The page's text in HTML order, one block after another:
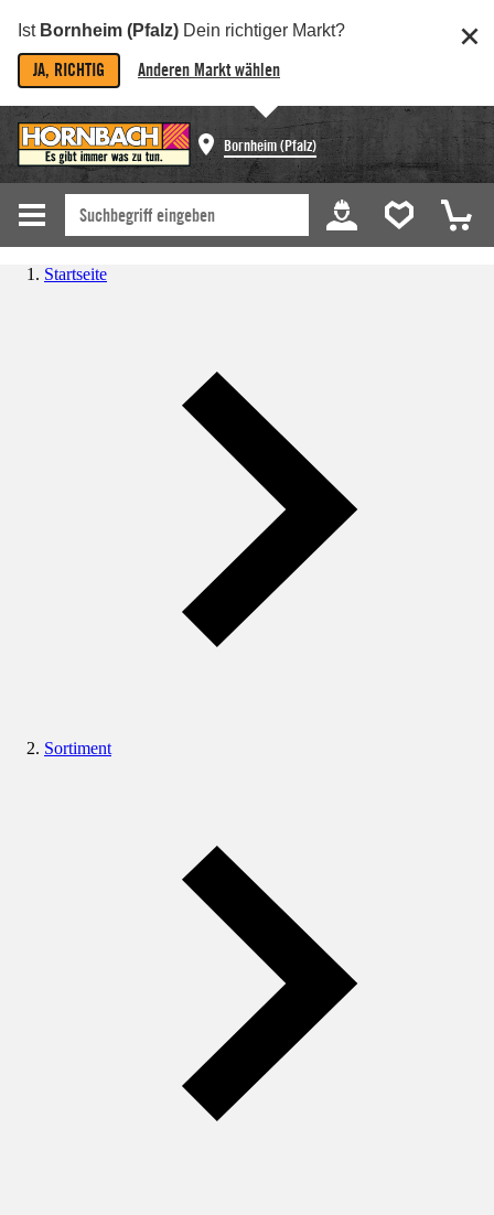
Ist Bornheim (Pfalz) Dein richtiger Markt?
JA, RICHTIG Anderen Markt wählen
Bornheim (Pfalz)
Startseite
Sortiment